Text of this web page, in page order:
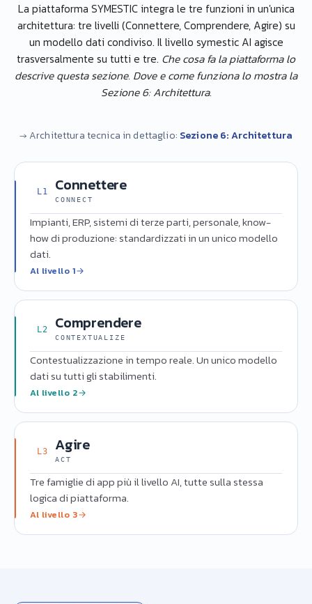
La piattaforma SYMESTIC integra le tre funzioni in un'unica
architettura: tre livelli (Connettere, Comprendere, Agire) su
un modello dati condiviso. Il livello symestic AI agisce
trasversalmente su tutti e tre. Che cosa fa la piattaforma lo
descrive questa sezione. Dove e come funziona lo mostra la
Sezione 6: Architettura.
→ Architettura tecnica in dettaglio: Sezione 6: Architettura
L1 Connettere
CONNECT
Impianti, ERP, sistemi di terze parti, personale, know-
how di produzione: standardizzati in un unico modello
dati.
Al livello 1
L2 Comprendere
CONTEXTUALIZE
Contestualizzazione in tempo reale. Un unico modello
dati su tutti gli stabilimenti.
Al livello 2
L3 Agire
ACT
Tre famiglie di app più il livello AI, tutte sulla stessa
logica di piattaforma.
Al livello 3